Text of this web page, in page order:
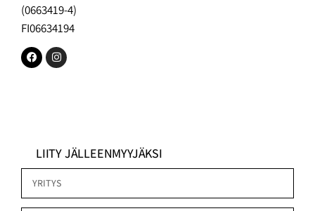
(0663419-4)
FI06634194
LIITY JÄLLEENMYYJÄKSI